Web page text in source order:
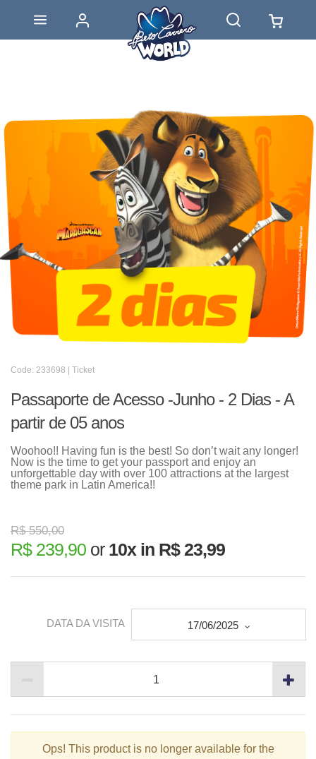
Code: 233698 | Ticket
Passaporte de Acesso -Junho - 2 Dias - A
partir de 05 anos
Woohoo!! Having fun is the best! So don’t wait any longer!
Now is the time to get your passport and enjoy an
unforgettable day with over 100 attractions at the largest
theme park in Latin America!!
R$ 550,00
R$ 239,90 or 10x in R$ 23,99
DATA DA VISITA 17/06/2025
Ops! This product is no longer available for the